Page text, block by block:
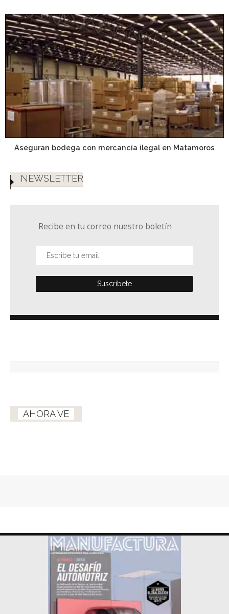
Aseguran bodega con mercancía ilegal en Matamoros
NEWSLETTER
Recibe en tu correo nuestro boletín
AHORA VE